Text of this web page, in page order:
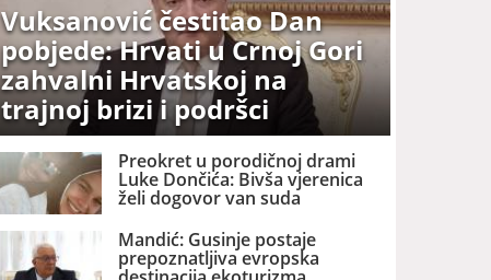
Vuksanović čestitao Dan
pobjede: Hrvati u Crnoj Gori
zahvalni Hrvatskoj na
trajnoj brizi i podršci
Preokret u porodičnoj drami
Luke Dončića: Bivša vjerenica
želi dogovor van suda
Mandić: Gusinje postaje
prepoznatljiva evropska